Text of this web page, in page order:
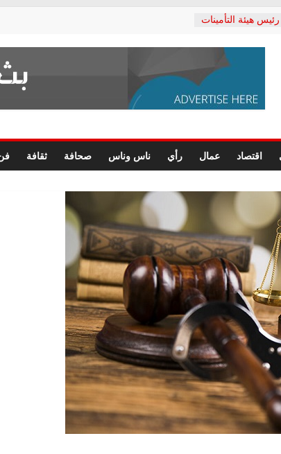
هيئة التأمينات
ونطالب بكشف
القطاع الصحي إلى
يطلق لجنة “الحق
للقرار
وانتهاء أعمال
زهران.. ويؤكد:
العادلة
اقتصاد عمال رأي ناس وناس صحافة ثقافة